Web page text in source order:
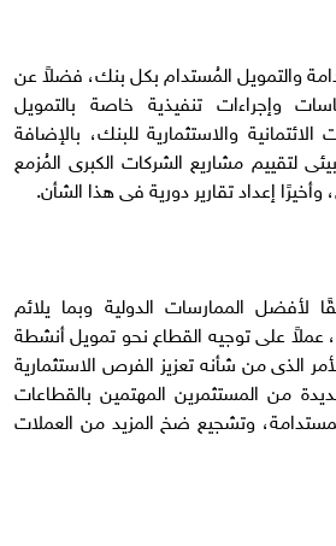
والتمويل المُستدام بكل بنك، فضلاً عن
وإجراءات تنفيذية خاصة بالتمويل
والاستثمارية للبنك، بالإضافة
لتقييم مشاريع الشركات الكبرى المُزمع
وأخيرًا إعداد تقارير دورية فى هذا الشأن.
لأفضل الممارسات الدولية وبما يلائم
على توجيه القطاع نحو تمويل أنشطة
الذى من شأنه تعزيز الفرص الاستثمارية
من المستثمرين المهتمين بالقطاعات
وتشجيع ضخ المزيد من العملات